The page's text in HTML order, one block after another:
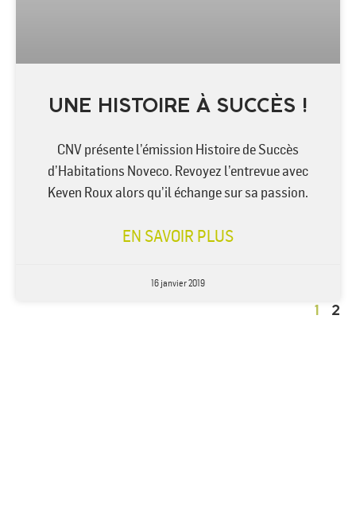
UNE HISTOIRE À SUCCÈS !
CNV présente l’émission Histoire de Succès
d’Habitations Noveco. Revoyez l’entrevue avec
Keven Roux alors qu’il échange sur sa passion.
EN SAVOIR PLUS
16 janvier 2019
1 2